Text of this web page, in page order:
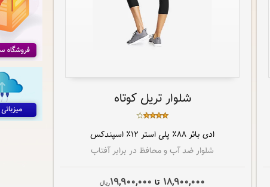
شلوار تریل کوتاه
ادی بائر۸۸٪ پلی استر ۱۲٪ اسپندکس
شلوار ضد آب و محافظ در برابر آفتاب
18,900,000 تا 19,900,000ريال